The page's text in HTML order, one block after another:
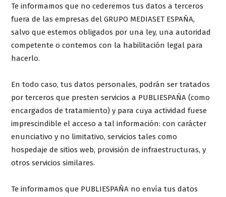
Te informamos que no cederemos tus datos a terceros
fuera de las empresas del GRUPO MEDIASET ESPAÑA,
salvo que estemos obligados por una ley, una autoridad
competente o contemos con la habilitación legal para
hacerlo.
En todo caso, tus datos personales, podrán ser tratados
por terceros que presten servicios a PUBLIESPAÑA (como
encargados de tratamiento) y para cuya actividad fuese
imprescindible el acceso a tal información: con carácter
enunciativo y no limitativo, servicios tales como
hospedaje de sitios web, provisión de infraestructuras, y
otros servicios similares.
Te informamos que PUBLIESPAÑA no envía tus datos